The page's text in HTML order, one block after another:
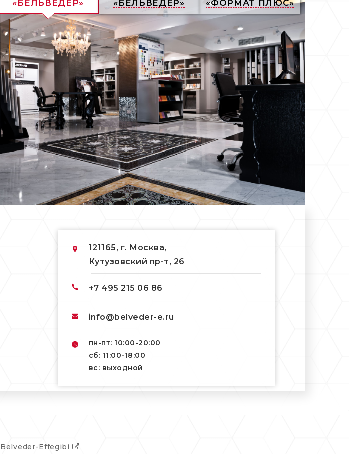
«БЕЛЬВЕДЕР»
«БЕЛЬВЕДЕР»
«ФОРМАТ ПЛЮС»
121165, г. Москва,
Кутузовский пр-т, 26
+7 495 215 06 86
info@belveder-e.ru
пн-пт: 10:00-20:00
сб: 11:00-18:00
вс: выходной
Belveder-Effegibi